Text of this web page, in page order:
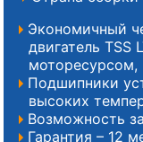
Экономичный
двигатель TSS
моторесурсом,
Подшипники
высоких
Возможность
Гарантия – 12